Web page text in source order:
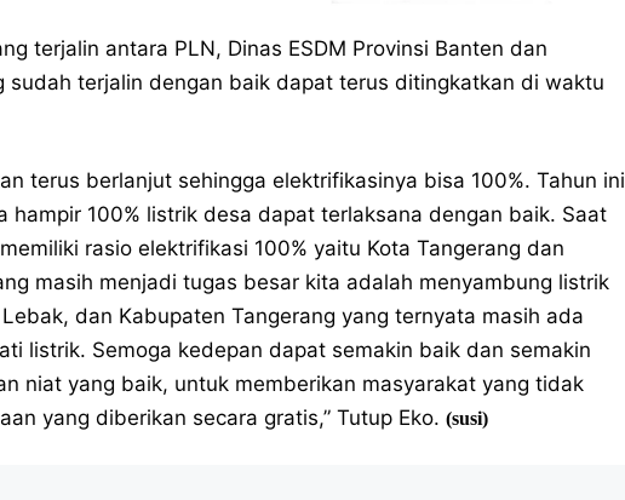
terjalin antara PLN, Dinas ESDM Provinsi Banten dan
sudah terjalin dengan baik dapat terus ditingkatkan di waktu
terus berlanjut sehingga elektrifikasinya bisa 100%. Tahun ini
hampir 100% listrik desa dapat terlaksana dengan baik. Saat
rasio elektrifikasi 100% yaitu Kota Tangerang dan
masih menjadi tugas besar kita adalah menyambung listrik
dan Kabupaten Tangerang yang ternyata masih ada
listrik. Semoga kedepan dapat semakin baik dan semakin
niat yang baik, untuk memberikan masyarakat yang tidak
yang diberikan secara gratis,” Tutup Eko. (susi)